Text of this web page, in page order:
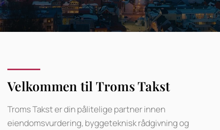
Velkommen til Troms Takst
Troms Takst er din pålitelige partner innen
eiendomsvurdering, byggeteknisk rådgivning og